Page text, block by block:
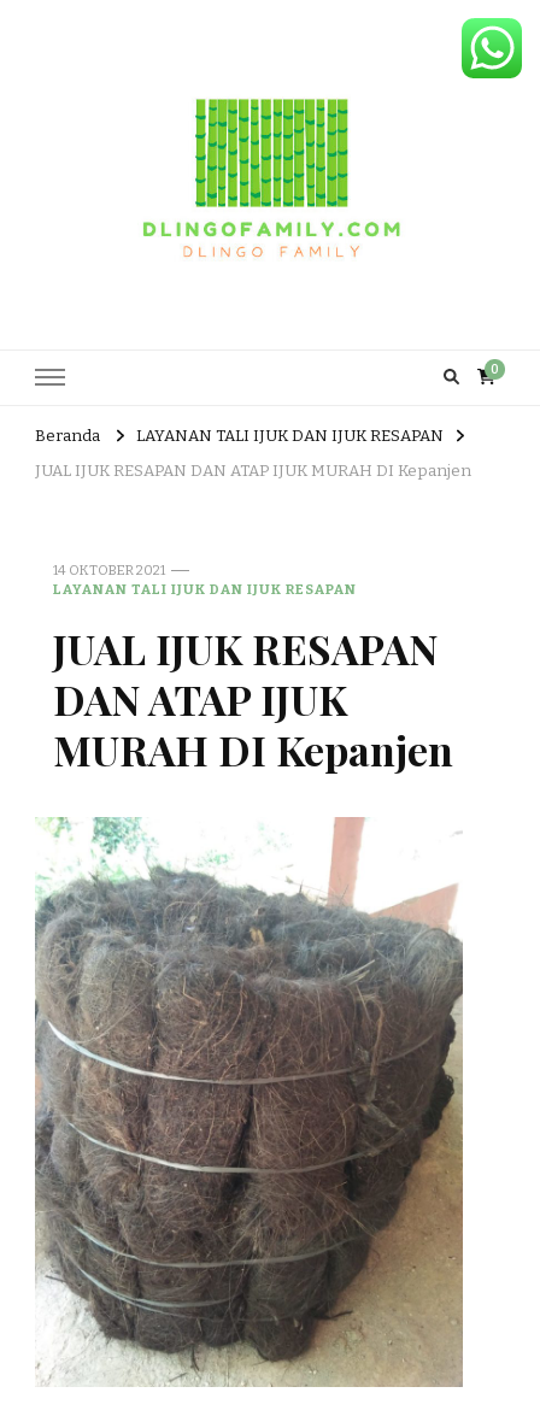
0
Beranda
LAYANAN TALI IJUK DAN IJUK RESAPAN
JUAL IJUK RESAPAN DAN ATAP IJUK MURAH DI Kepanjen
14 OKTOBER 2021
LAYANAN TALI IJUK DAN IJUK RESAPAN
JUAL IJUK RESAPAN
DAN ATAP IJUK
MURAH DI Kepanjen